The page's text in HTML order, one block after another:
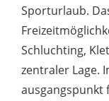
Sporturlaub.
Schluchting,
zentraler Lage.
ausgangspunkt